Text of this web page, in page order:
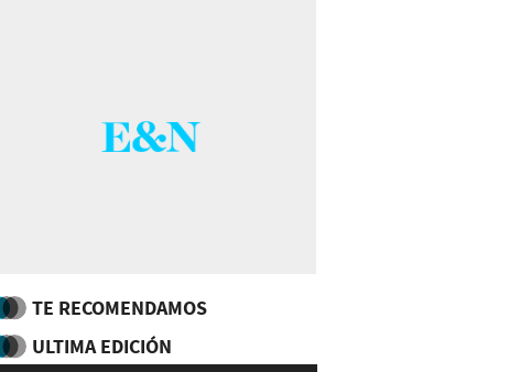
TE RECOMENDAMOS
ULTIMA EDICIÓN